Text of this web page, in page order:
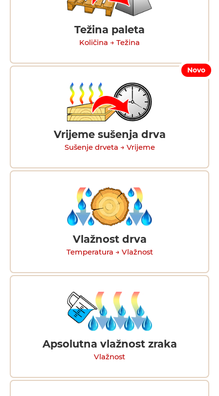
Težina paleta
Količina → Težina
Novo
Vrijeme sušenja drva
Sušenje drveta → Vrijeme
Vlažnost drva
Temperatura → Vlažnost
Apsolutna vlažnost zraka
Vlažnost